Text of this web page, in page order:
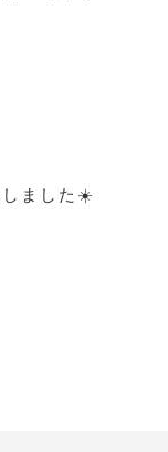
しました☀️